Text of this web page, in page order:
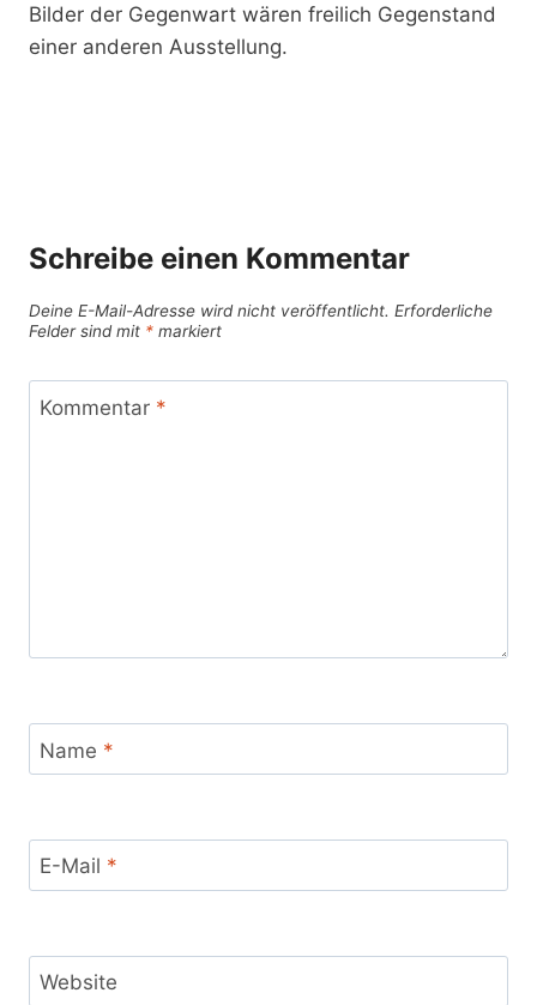
Bilder der Gegenwart wären freilich Gegenstand
einer anderen Ausstellung.
Schreibe einen Kommentar
Deine E-Mail-Adresse wird nicht veröffentlicht. Erforderliche
Felder sind mit * markiert
Kommentar *
Name *
E-Mail *
Website